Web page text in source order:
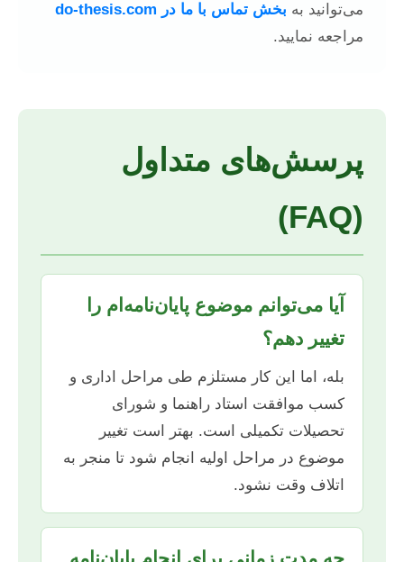
می‌توانید به بخش تماس با ما در do-thesis.com
مراجعه نمایید.
پرسش‌های متداول
(FAQ)
آیا می‌توانم موضوع پایان‌نامه‌ام را
تغییر دهم؟
بله، اما این کار مستلزم طی مراحل اداری و
کسب موافقت استاد راهنما و شورای
تحصیلات تکمیلی است. بهتر است تغییر
موضوع در مراحل اولیه انجام شود تا منجر به
اتلاف وقت نشود.